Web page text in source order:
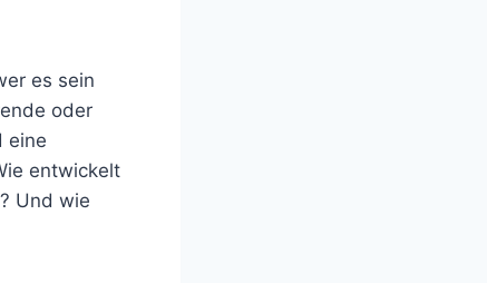
es sein
oder
eine
entwickelt
Und wie